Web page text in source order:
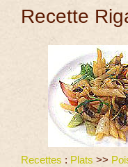
Recette
Recettes : Plats >>